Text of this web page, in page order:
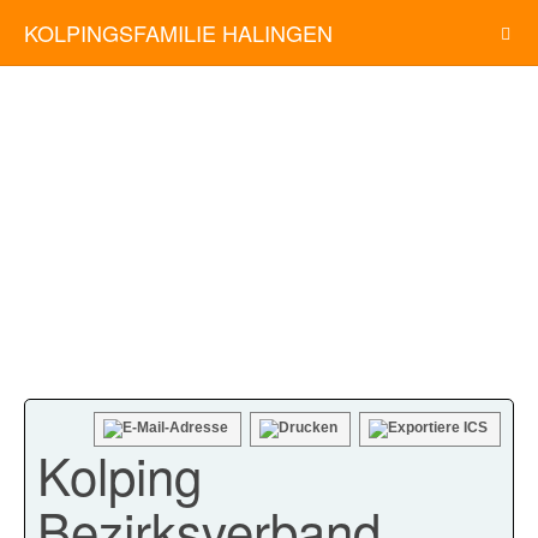
KOLPINGSFAMILIE HALINGEN
Kolping